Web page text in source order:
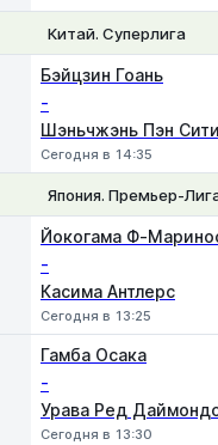
Китай. Суперлига
Бэйцзин Гоань
-
Шэньчжэнь Пэн Сити
Сегодня в 14:35
Япония. Премьер-
Йокогама Ф-
-
Касима Антлерс
Сегодня в 13:25
Гамба Осака
-
Урава Ред
Сегодня в 13:30